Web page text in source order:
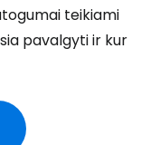
teikiami
pavalgyti ir kur